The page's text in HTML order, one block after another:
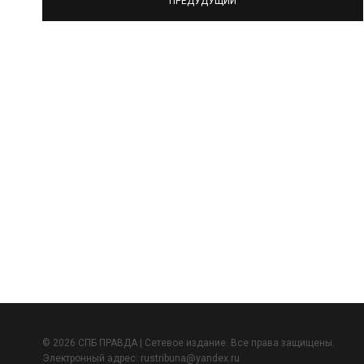
© 2026 СПБ ПРАВДА | Сетевое издание. Все права защищены.
Электронный адрес: rustribuna@yandex.ru